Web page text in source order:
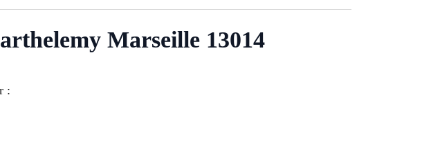
Marseille 13014
: